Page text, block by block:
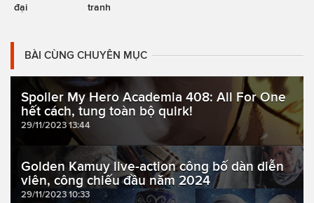
đại
tranh
BÀI CÙNG CHUYÊN MỤC
Spoiler My Hero Academia 408: All For One
hết cách, tung toàn bộ quirk!
29/11/2023 13:44
Golden Kamuy live-action công bố dàn diễn
viên, công chiếu đầu năm 2024
29/11/2023 10:33